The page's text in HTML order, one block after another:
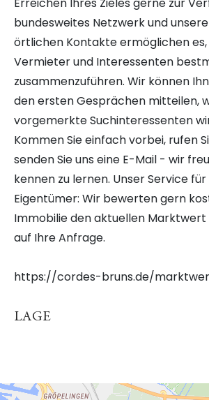
bundesweites Netzwerk und
örtlichen Kontakte ermöglichen
Vermieter und Interessenten
zusammenzuführen. Wir können
den ersten Gesprächen mitteilen,
vorgemerkte Suchinteressenten
Kommen Sie einfach vorbei, rufen
senden Sie uns eine E-Mail - wir
kennen zu lernen. Unser Service für
Eigentümer: Wir bewerten gern
Immobilie den aktuellen Marktwert
auf Ihre Anfrage.
https://cordes-bruns.de/
LAGE